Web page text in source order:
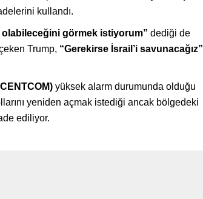
kullandı.
olabileceğini görmek istiyorum” dediği de
Trump, “Gerekirse İsrail’i savunacağız”
yüksek alarm durumunda olduğu
yeniden açmak istediği ancak bölgedeki
ediliyor.